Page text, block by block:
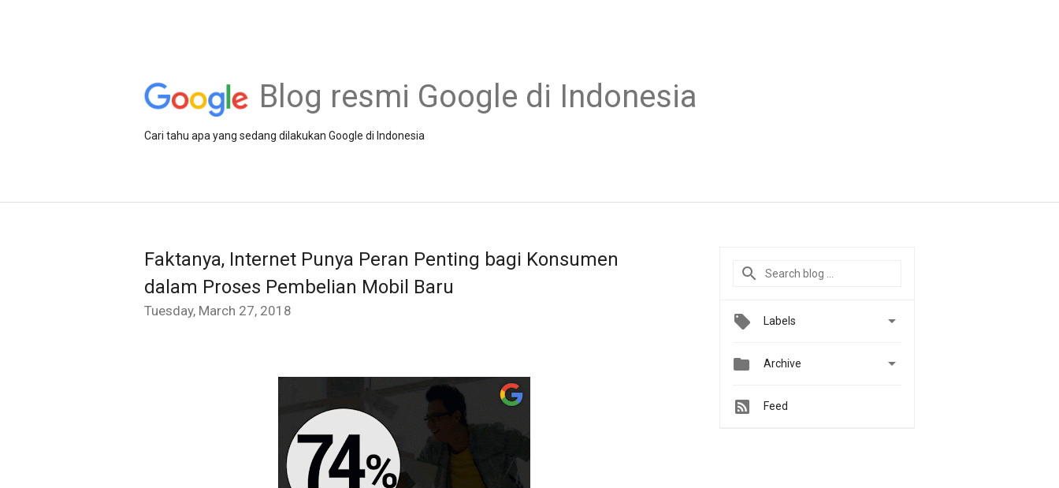
Blog resmi Google di Indonesia
Cari tahu apa yang sedang dilakukan Google di Indonesia
Faktanya, Internet Punya Peran Penting bagi Konsumen
dalam Proses Pembelian Mobil Baru
Tuesday, March 27, 2018
Labels 
 Archive 
Feed